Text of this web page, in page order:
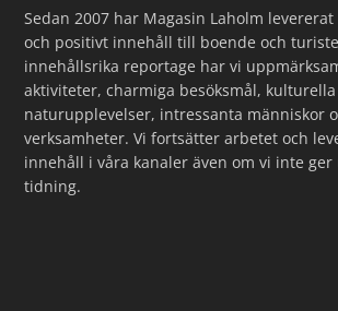
Sedan 2007 har Magasin Laholm
och positivt innehåll till boende och
innehållsrika reportage har vi
aktiviteter, charmiga besöksmål,
naturupplevelser, intressanta människor
verksamheter. Vi fortsätter arbetet och
innehåll i våra kanaler även om vi inte
tidning.